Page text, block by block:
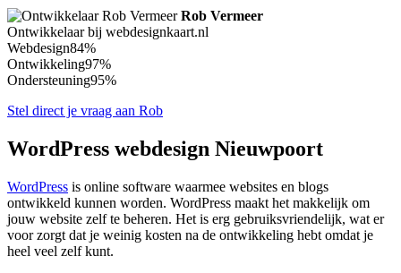
Rob Vermeer
Ontwikkelaar bij webdesignkaart.nl
Webdesign84%
Ontwikkeling97%
Ondersteuning95%
Stel direct je vraag aan Rob
WordPress webdesign Nieuwpoort
WordPress is online software waarmee websites en blogs
ontwikkeld kunnen worden. WordPress maakt het makkelijk om
jouw website zelf te beheren. Het is erg gebruiksvriendelijk, wat er
voor zorgt dat je weinig kosten na de ontwikkeling hebt omdat je
heel veel zelf kunt.